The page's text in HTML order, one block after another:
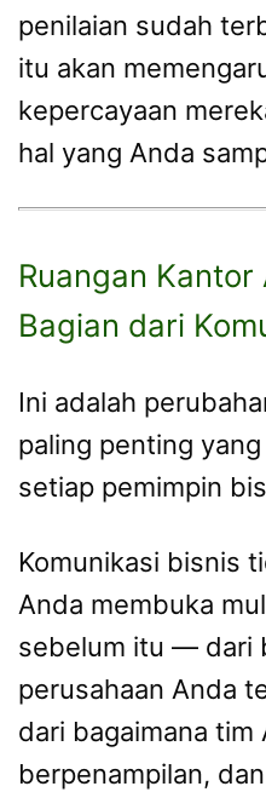
penilaian sudah
itu akan
kepercayaan
hal yang Anda
Ruangan Kantor
Bagian dari
Ini adalah
paling penting
setiap pemimpin
Komunikasi bisnis
Anda membuka
sebelum itu — dari
perusahaan Anda
dari bagaimana tim
berpenampilan,